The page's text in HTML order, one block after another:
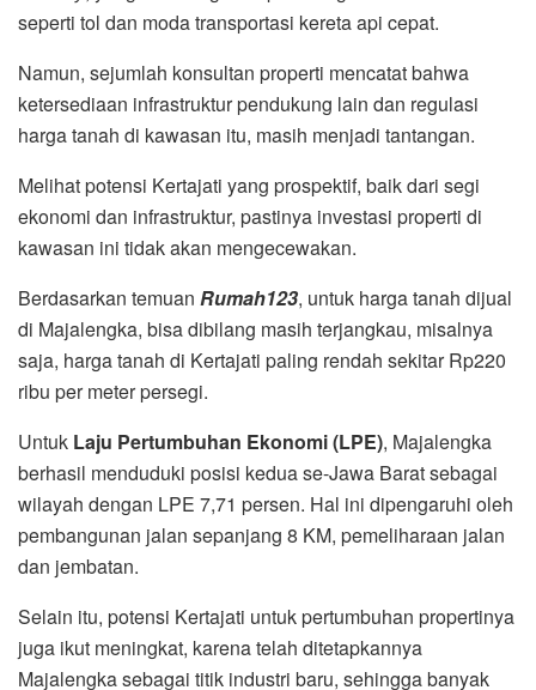
seperti tol dan moda transportasi kereta api cepat.
Namun, sejumlah konsultan properti mencatat bahwa
ketersediaan infrastruktur pendukung lain dan regulasi
harga tanah di kawasan itu, masih menjadi tantangan.
Melihat potensi Kertajati yang prospektif, baik dari segi
ekonomi dan infrastruktur, pastinya investasi properti di
kawasan ini tidak akan mengecewakan.
Berdasarkan temuan Rumah123, untuk harga tanah dijual
di Majalengka, bisa dibilang masih terjangkau, misalnya
saja, harga tanah di Kertajati paling rendah sekitar Rp220
ribu per meter persegi.
Untuk Laju Pertumbuhan Ekonomi (LPE), Majalengka
berhasil menduduki posisi kedua se-Jawa Barat sebagai
wilayah dengan LPE 7,71 persen. Hal ini dipengaruhi oleh
pembangunan jalan sepanjang 8 KM, pemeliharaan jalan
dan jembatan.
Selain itu, potensi Kertajati untuk pertumbuhan propertinya
juga ikut meningkat, karena telah ditetapkannya
Majalengka sebagai titik industri baru, sehingga banyak